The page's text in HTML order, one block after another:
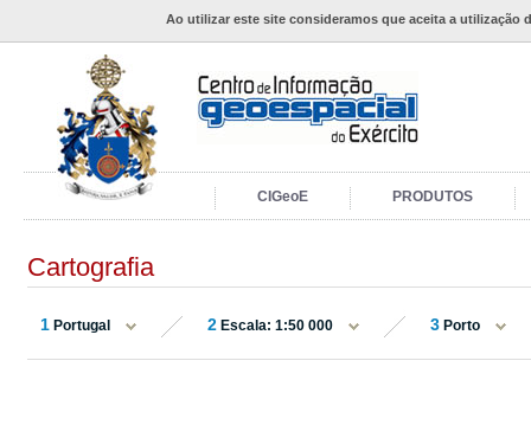
Ao utilizar este site consideramos que aceita a utilização
CIGeoE PRODUTOS
Cartografia
1 Portugal 2 Escala: 1:50 000 3 Porto